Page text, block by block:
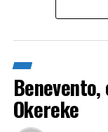
Okereke